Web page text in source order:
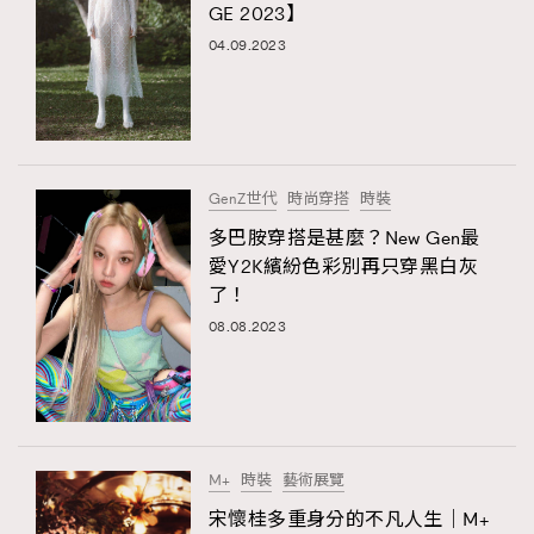
GE 2023】
04.09.2023
GenZ世代 時尚穿搭 時裝
多巴胺穿搭是甚麼？New Gen最
愛Y2K繽紛色彩別再只穿黑白灰
了！
08.08.2023
M+ 時裝 藝術展覽
宋懷桂多重身分的不凡人生｜M+